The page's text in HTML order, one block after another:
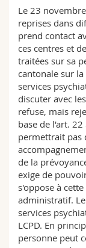
Sciences et
Collaborateurs
Doctorants
Webmail
MyUnifr
Le 23
reprises dans
prend contact
ces centres et
traitées sur sa
cantonale sur
services
discuter avec
refuse, mais
base de l'art. 22
permettrait pas
de la
exige de
s'oppose à
administratif.
services
LCPD. En
personne peut